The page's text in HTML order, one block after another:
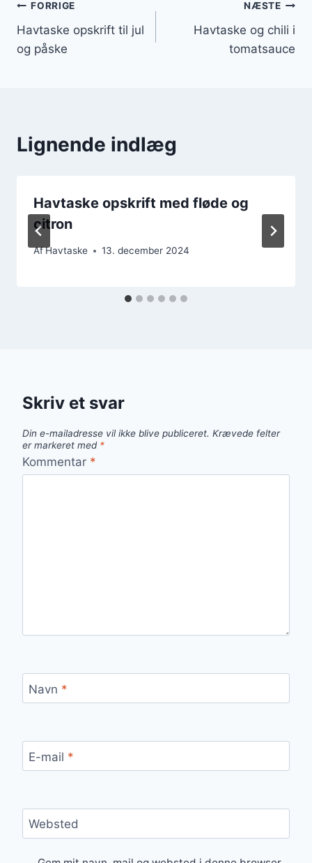
Indlægsnavigation
FORRIGE
Havtaske opskrift til jul
og påske
NÆSTE
Havtaske og chili i
tomatsauce
Lignende indlæg
Havtaske opskrift med fløde og
citron
AfHavtaske 13. december 2024
Skriv et svar
Din e-mailadresse vil ikke blive publiceret. Krævede felter
er markeret med *
Kommentar *
Navn *
E-mail *
Websted